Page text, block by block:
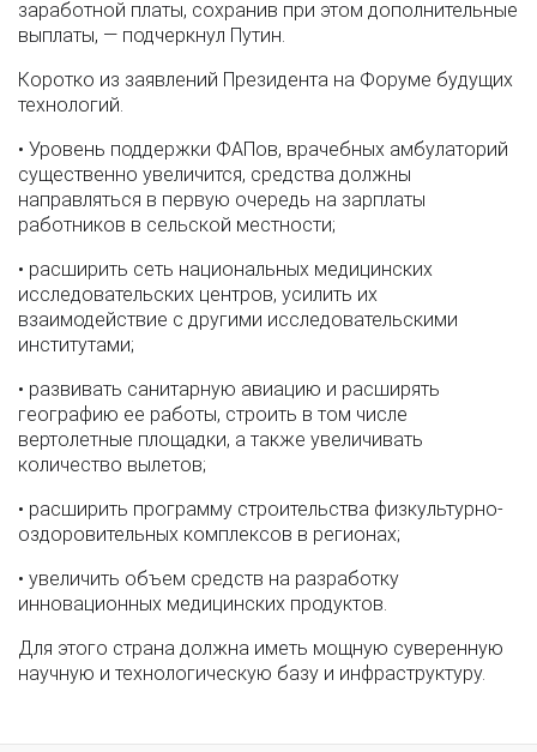
заработной платы, сохранив при этом дополнительные
выплаты, — подчеркнул Путин.
Коротко из заявлений Президента на Форуме будущих
технологий.
• Уровень поддержки ФАПов, врачебных амбулаторий
существенно увеличится, средства должны
направляться в первую очередь на зарплаты
работников в сельской местности;
• расширить сеть национальных медицинских
исследовательских центров, усилить их
взаимодействие с другими исследовательскими
институтами;
• развивать санитарную авиацию и расширять
географию ее работы, строить в том числе
вертолетные площадки, а также увеличивать
количество вылетов;
• расширить программу строительства физкультурно-
оздоровительных комплексов в регионах;
• увеличить объем средств на разработку
инновационных медицинских продуктов.
Для этого страна должна иметь мощную суверенную
научную и технологическую базу и инфраструктуру.